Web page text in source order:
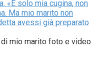
«È solo mia cugina, non
Ma mio marito non
avessi già preparato
mio marito foto e video